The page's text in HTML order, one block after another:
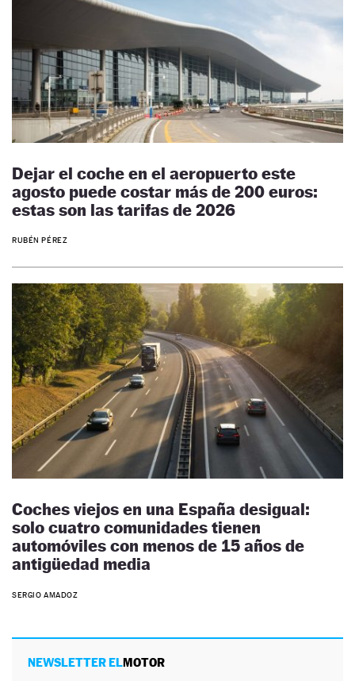
Dejar el coche en el aeropuerto este
agosto puede costar más de 200 euros:
estas son las tarifas de 2026
RUBÉN PÉREZ
Coches viejos en una España desigual:
solo cuatro comunidades tienen
automóviles con menos de 15 años de
antigüedad media
SERGIO AMADOZ
NEWSLETTER ELMOTOR